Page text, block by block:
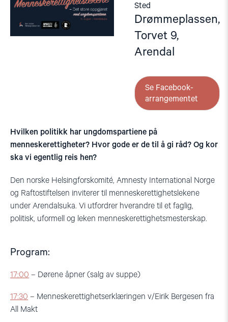
Sted
Drømmeplassen,
Torvet 9,
Arendal
Se Facebook-
arrangementet
Hvilken politikk har ungdomspartiene på
menneskerettigheter? Hvor gode er de til å gi råd? Og kor
ska vi egentlig reis hen?
Den norske Helsingforskomité, Amnesty International Norge
og Raftostiftelsen inviterer til menneskerettighetslekene
under Arendalsuka. Vi utfordrer hverandre til et faglig,
politisk, uformell og leken menneskerettighetsmesterskap.
Program:
17:00 – Dørene åpner (salg av suppe)
17:30 – Menneskerettighetserklæringen v/Eirik Bergesen fra
All Makt